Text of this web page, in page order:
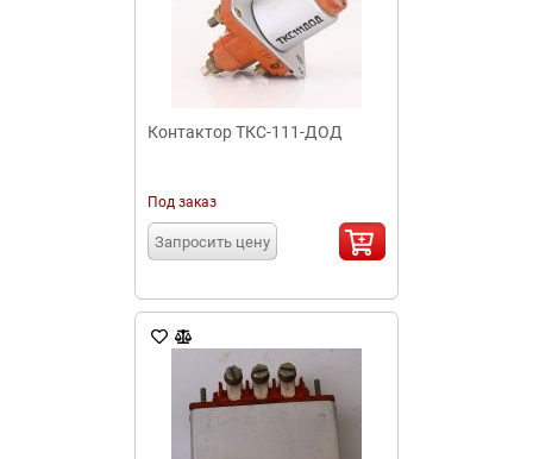
Контактор ТКС-111-ДОД
Под заказ
Запросить цену